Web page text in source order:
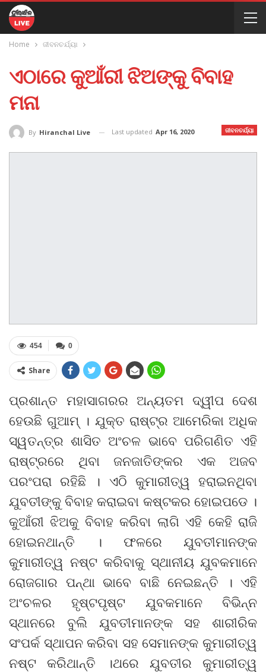
Home ଜୀବନଚର୍ଯ୍ୟା
ଏଠାରେ କୁଆଁରୀ ଝିଅଙ୍କୁ ବିବାହ
ମନା
ଜୀବନଚର୍ଯ୍ୟା
By Hiranchal Live Last updated Apr 16, 2020
0
454
Share
ପ୍ରଶାନ୍ତ ମହାସାଗରର ଅନ୍ୟତମ ଦ୍ୱୀପ ଦେଶ
ହେଉଛି ଗୁଆମ୍ । ଯୁକ୍ତ ରାଷ୍ଟ୍ର ଆମେରିକା ଅଧିକ
ସ୍ୱତନ୍ତ୍ର ଶାସିତ ଅଂଚଳ ଭାବେ ପରିଗଣିତ ଏହି
ରାଷ୍ଟ୍ରରେ ଥିବା ଜନଜାତିଙ୍କର ଏକ ଅଜବ
ପରଂପରା ରହିଛି । ଏଠି କୁମାରୀତ୍ୱ ହରାଇନଥିବା
ଯୁବତୀଙ୍କୁ ବିବାହ କରାଇବା କଷ୍ଟକର ହୋଇପଡେ ।
କୁଆଁରୀ ଝିଅକୁ ବିବାହ କରିବା ଲାଗି ଏହି କେହି ରାଜି
ହୋଇନଥାନ୍ତି । ଫଳରେ ଯୁବତୀମାନଙ୍କ
କୁମାରୀତ୍ୱ ନଷ୍ଟ କରିବାକୁ ସ୍ଥାନୀୟ ଯୁବକମାନେ
ରୋଜଗାର ପନ୍ଥା ଭାବେ ବାଛି ନେଇଛନ୍ତି । ଏହି
ଅଂଚଳର ହୃଷ୍ଟପୃଷ୍ଟ ଯୁବକମାନେ ବିଭିନ୍ନ
ସ୍ଥାନରେ ବୁଲି ଯୁବତୀମାନଙ୍କ ସହ ଶାରୀରିକ
ସଂପର୍କ ସ୍ଥାପନ କରିବା ସହ ସେମାନଙ୍କ କୁମାରୀତ୍ୱ
ନଷ୍ଟ କରିଥାନ୍ତି ।ଥରେ ଯୁବତୀର କୁମାରୀତ୍ୱ